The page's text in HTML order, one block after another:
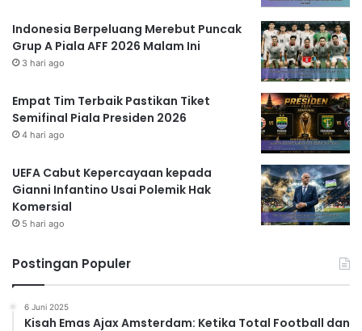
Indonesia Berpeluang Merebut Puncak
Grup A Piala AFF 2026 Malam Ini
3 hari ago
Empat Tim Terbaik Pastikan Tiket
Semifinal Piala Presiden 2026
4 hari ago
UEFA Cabut Kepercayaan kepada
Gianni Infantino Usai Polemik Hak
Komersial
5 hari ago
Postingan Populer
6 Juni 2025
Kisah Emas Ajax Amsterdam: Ketika Total Football dan